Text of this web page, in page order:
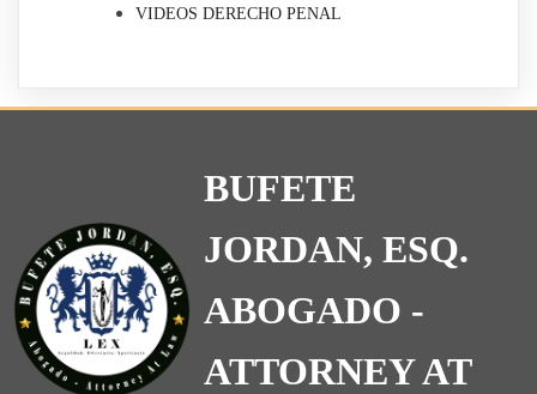
VIDEOS DERECHO PENAL
BUFETE
JORDAN, ESQ.
ABOGADO -
ATTORNEY AT